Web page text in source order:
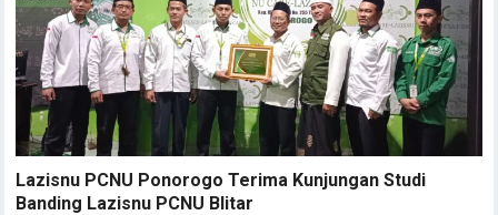
Lazisnu PCNU Ponorogo Terima Kunjungan Studi
Banding Lazisnu PCNU Blitar